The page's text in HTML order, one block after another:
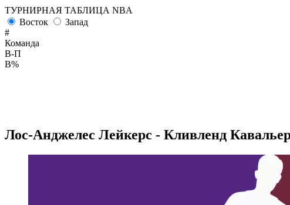
ТУРНИРНАЯ ТАБЛИЦА NBA
Восток
Запад
#
Команда
В-П
В%
Лос-Анджелес Лейкерс - Кливленд